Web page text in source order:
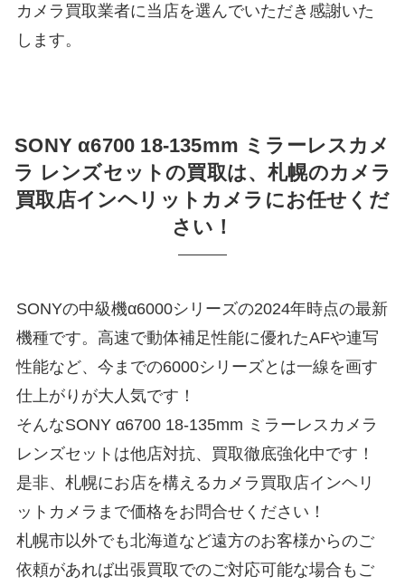
カメラ買取業者に当店を選んでいただき感謝いた
します。
SONY α6700 18‐135mm ミラーレスカメ
ラ レンズセットの買取は、札幌のカメラ
買取店インヘリットカメラにお任せくだ
さい！
SONYの中級機α6000シリーズの2024年時点の最新
機種です。高速で動体補足性能に優れたAFや連写
性能など、今までの6000シリーズとは一線を画す
仕上がりが大人気です！
そんなSONY α6700 18‐135mm ミラーレスカメラ
レンズセットは他店対抗、買取徹底強化中です！
是非、札幌にお店を構えるカメラ買取店インヘリ
ットカメラまで価格をお問合せください！
札幌市以外でも北海道など遠方のお客様からのご
依頼があれば出張買取でのご対応可能な場合もご